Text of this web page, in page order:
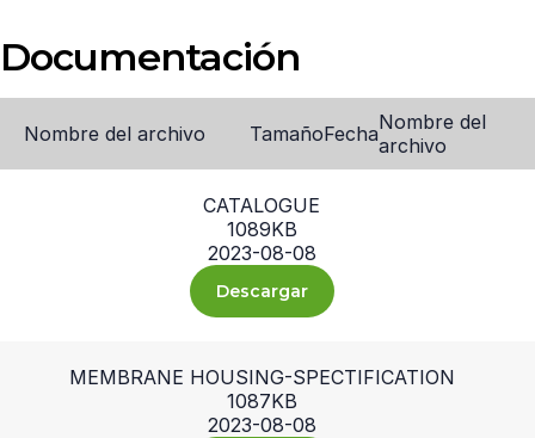
Documentación
Nombre del archivo TamañoFechaNombre del
archivo
CATALOGUE
1089KB
2023-08-08
Descargar
MEMBRANE HOUSING-SPECTIFICATION
1087KB
2023-08-08